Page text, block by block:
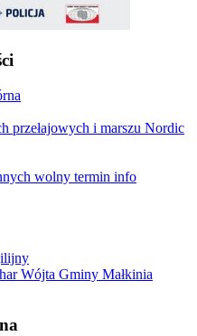
przełajowych i marszu Nordic
wolny termin info
Wójta Gminy Małkinia